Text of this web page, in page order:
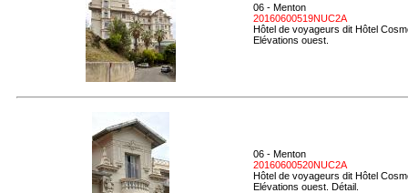
06 - Menton
20160600519NUC2A
Hôtel de voyageurs dit Hôtel
Elévations ouest.
06 - Menton
20160600520NUC2A
Hôtel de voyageurs dit Hôtel
Elévations ouest. Détail.